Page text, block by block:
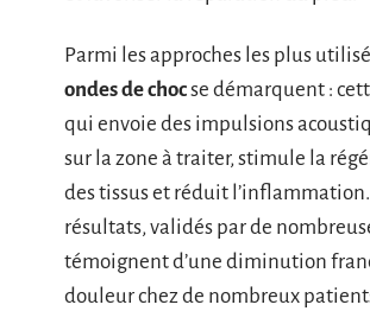
Parmi les approches les plus
ondes de chocse démarquent :
qui envoie des impulsions
sur la zone à traiter, stimule la
des tissus et réduit l’inflammation.
résultats, validés par de
témoignent d’une diminution
douleur chez de nombreux